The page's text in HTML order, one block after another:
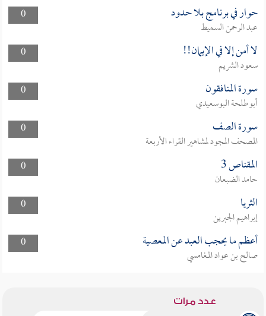
0 حوار في برنامج بلا حدود
عبد الرحمن السميط
0
لا أمن إلا في الإيمان!!
سعود الشريم
0
سورة المنافقون
أبوطلحة البوسعيدي
0
سورة الصف
المصحف المجود لمشاهير القراء الأربعة
0
المقناص 3
حامد الضبعان
0
الثريا
إبراهيم الجبرين
0
أعظم ما يحجب العبد عن المعصية
صالح بن عواد المغامسي
عدد مرات